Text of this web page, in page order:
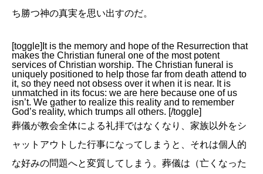
ち勝つ神の真実を思い出すのだ。
[toggle]It is the memory and hope of the Resurrection that
makes the Christian funeral one of the most potent
services of Christian worship. The Christian funeral is
uniquely positioned to help those far from death attend to
it, so they need not obsess over it when it is near. It is
unmatched in its focus: we are here because one of us
isn’t. We gather to realize this reality and to remember
God’s reality, which trumps all others. [/toggle]
葬儀が教会全体による礼拝ではなくなり、家族以外をシ
ャットアウトした行事になってしまうと、それは個人的
な好みの問題へと変質してしまう。葬儀は（亡くなった